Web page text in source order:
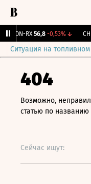
VEON-RX 56,8 -0,53%↓
Ситуация на
404
Возможно,
статью по названию
Сейчас ищут: